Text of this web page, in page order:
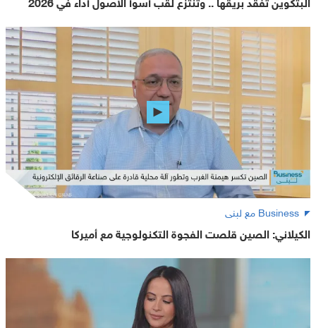
Business مع لبنى
الكيلاني: الصين قلصت الفجوة التكنولوجية مع أميركا